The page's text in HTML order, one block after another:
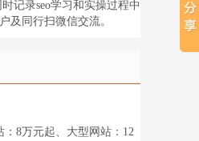
记录seo学习和实操过程中
及同行扫微信交流。
8万元起、大型网站：12